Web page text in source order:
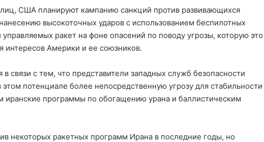
США планируют кампанию санкций против развивающихся
высокоточных ударов с использованием беспилотных
управляемых ракет на фоне опасений по поводу угрозы, которую это
интересов Америки и ее союзников.
связи с тем, что представители западных служб безопасности
этом потенциале более непосредственную угрозу для стабильности
иранские программы по обогащению урана и баллистическим
некоторых ракетных программ Ирана в последние годы, но